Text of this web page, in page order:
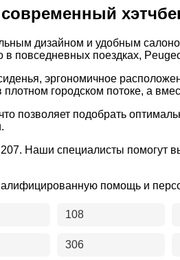
дизайном и удобным
в повседневных поездках,
эргономичное
городском потоке, а
позволяет подобрать
Наши специалисты
помощь и
108
306